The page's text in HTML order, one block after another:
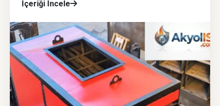
İçeriği İncele